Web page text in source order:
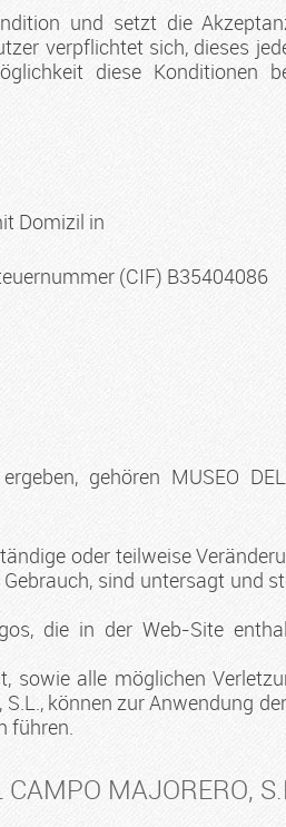
und setzt die
verpflichtet sich, dieses
diese Konditionen
Domizil in
(CIF) B35404086
gehören MUSEO
oder teilweise
sind untersagt und
die in der Web-Site
sowie alle möglichen
können zur Anwendung
führen.
MAJORERO,